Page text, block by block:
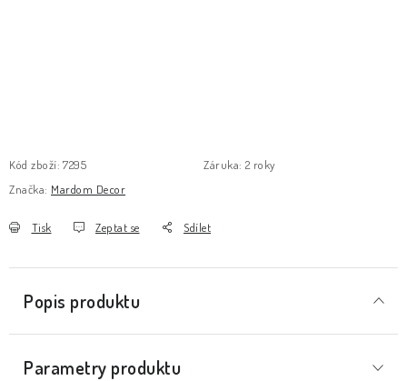
Kód zboží: 7295 Záruka: 2 roky
Značka: Mardom Decor
Tisk Zeptat se Sdílet
Popis produktu
Parametry produktu